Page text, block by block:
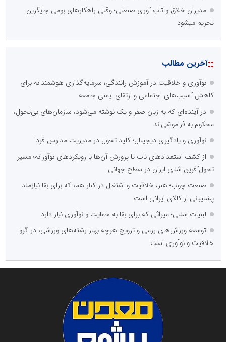
مدیران خلاق و تاب آوری صنعتی؛ وقتی راهکارهای بومی جایگزین
تحریم میشود
::آخرین مطالب
نوآوری و خلاقیت در آموزش رانندگی؛ سرمایه‌گذاری هوشمندانه برای
کاهش آسیب‌های اجتماعی و ارتقای ایمنی جامعه
در آینده‌ای که به زبان صفر و یک نوشته می‌شود، سازمان‌های بی‌تحول،
محکوم به فراموشی‌اند
نوآوری و یادگیری دیجیتال؛ کلید تحول در مدیریت مدارس فردا
از کشف استعدادهای ناب تا پرورش آن‌ها با رویکردهای نوآورانه؛ مسیر
تحول‌آفرین شنای ایران در سطح جهانی
صنعت چوب؛ هنر، خلاقیت و اشتغال در کنار هم، که برای بقا نیازمند
پشتیبانی از کالای ایرانی است
لبنیات سنتی؛ میراثی که برای بقا به حمایت و نوآوری نیاز دارد
توسعه ورزش‌های رزمی و ترویج هرچه بهتر رشته‌های ورزشی، در گرو
خلاقیت و نوآوری است